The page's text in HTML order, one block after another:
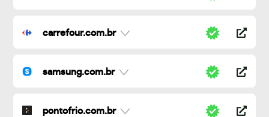
carrefour.com.br
samsung.com.br
pontofrio.com.br